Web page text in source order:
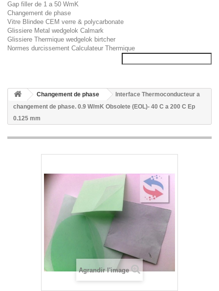
Gap filler de 1 a 50 WmK
Changement de phase
Vitre Blindee CEM verre & polycarbonate
Glissiere Metal wedgelok Calmark
Glissiere Thermique wedgelok birtcher
Normes durcissement Calculateur Thermique
Changement de phase
Interface Thermoconducteur a
changement de phase. 0.9 W/mK Obsolete (EOL)- 40 C a 200 C Ep
0.125 mm
Agrandir l'image